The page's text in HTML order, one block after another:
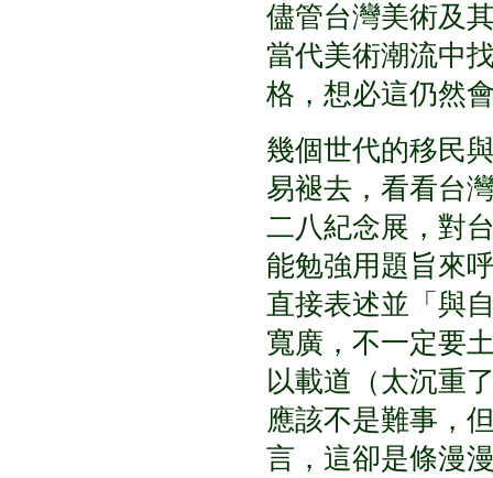
儘管台灣美術及
當代美術潮流中
格，想必這仍然
幾個世代的移民
易褪去，看看台
二八紀念展，對
能勉強用題旨來
直接表述並「與
寬廣，不一定要
以載道（太沉重
應該不是難事，
言，這卻是條漫